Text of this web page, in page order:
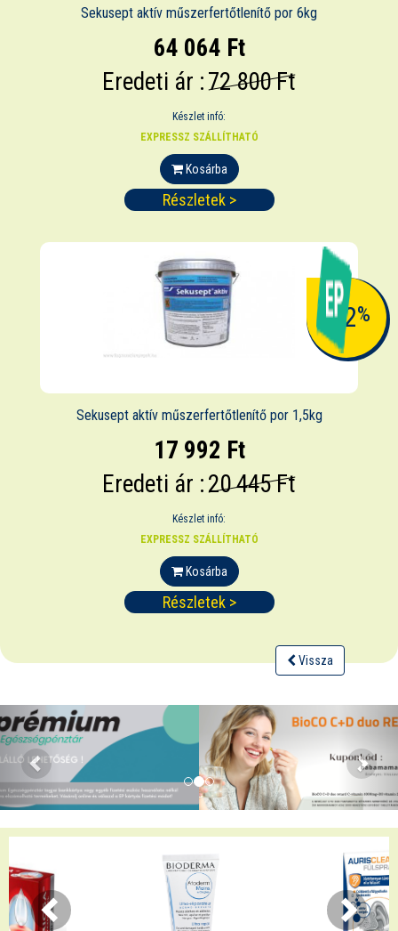
Sekusept aktív műszerfertőtlenítő por 6kg
64 064 Ft
Eredeti ár :72 800 Ft
Készlet infó:
EXPRESSZ SZÁLLÍTHATÓ
Kosárba
Részletek >
-12%
Sekusept aktív műszerfertőtlenítő por 1,5kg
17 992 Ft
Eredeti ár :20 445 Ft
Készlet infó:
EXPRESSZ SZÁLLÍTHATÓ
Kosárba
Részletek >
Vissza